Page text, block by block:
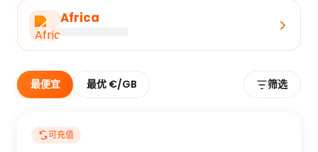
Africa
最便宜 最优 €/GB 筛选
可充值